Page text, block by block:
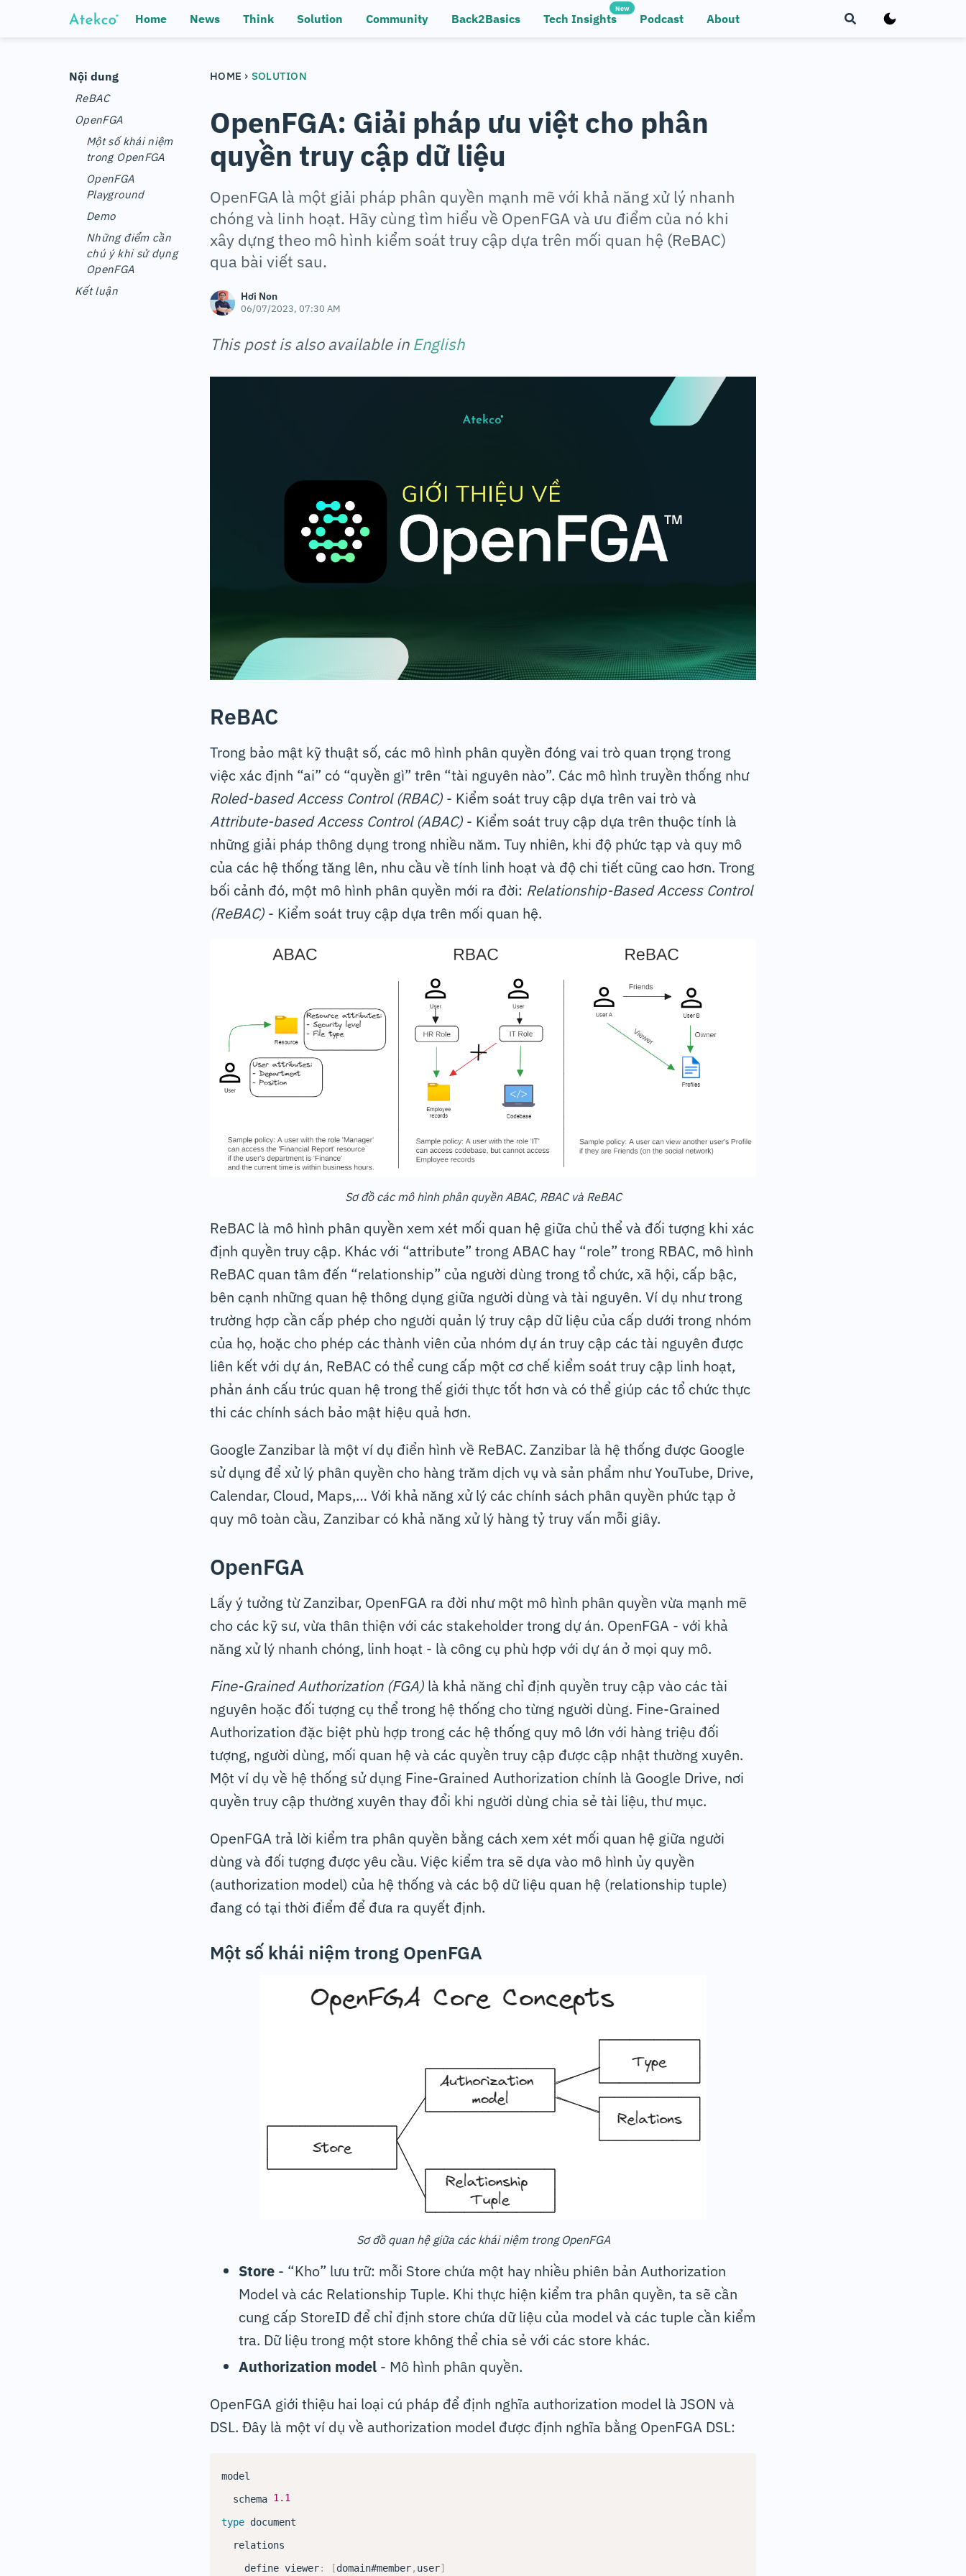
Home News Think Solution Community Back2Basics Tech Insights
New
Podcast About
Nội dung
ReBAC
OpenFGA
Một số khái niệm
trong OpenFGA
OpenFGA
Playground
Demo
Những điểm cần
chú ý khi sử dụng
OpenFGA
Kết luận
HOME › SOLUTION
OpenFGA: Giải pháp ưu việt cho phân
quyền truy cập dữ liệu
OpenFGA là một giải pháp phân quyền mạnh mẽ với khả năng xử lý nhanh
chóng và linh hoạt. Hãy cùng tìm hiểu về OpenFGA và ưu điểm của nó khi
xây dựng theo mô hình kiểm soát truy cập dựa trên mối quan hệ (ReBAC)
qua bài viết sau.
Hơi Non
06/07/2023, 07:30 AM
This post is also available in English
ReBAC
Trong bảo mật kỹ thuật số, các mô hình phân quyền đóng vai trò quan trọng trong
việc xác định “ai” có “quyền gì” trên “tài nguyên nào”. Các mô hình truyền thống như
Roled-based Access Control (RBAC) - Kiểm soát truy cập dựa trên vai trò và
Attribute-based Access Control (ABAC) - Kiểm soát truy cập dựa trên thuộc tính là
những giải pháp thông dụng trong nhiều năm. Tuy nhiên, khi độ phức tạp và quy mô
của các hệ thống tăng lên, nhu cầu về tính linh hoạt và độ chi tiết cũng cao hơn. Trong
bối cảnh đó, một mô hình phân quyền mới ra đời: Relationship-Based Access Control
(ReBAC) - Kiểm soát truy cập dựa trên mối quan hệ.
Sơ đồ các mô hình phân quyền ABAC, RBAC và ReBAC
ReBAC là mô hình phân quyền xem xét mối quan hệ giữa chủ thể và đối tượng khi xác
định quyền truy cập. Khác với “attribute” trong ABAC hay “role” trong RBAC, mô hình
ReBAC quan tâm đến “relationship” của người dùng trong tổ chức, xã hội, cấp bậc,
bên cạnh những quan hệ thông dụng giữa người dùng và tài nguyên. Ví dụ như trong
trường hợp cần cấp phép cho người quản lý truy cập dữ liệu của cấp dưới trong nhóm
của họ, hoặc cho phép các thành viên của nhóm dự án truy cập các tài nguyên được
liên kết với dự án, ReBAC có thể cung cấp một cơ chế kiểm soát truy cập linh hoạt,
phản ánh cấu trúc quan hệ trong thế giới thực tốt hơn và có thể giúp các tổ chức thực
thi các chính sách bảo mật hiệu quả hơn.
Google Zanzibar là một ví dụ điển hình về ReBAC. Zanzibar là hệ thống được Google
sử dụng để xử lý phân quyền cho hàng trăm dịch vụ và sản phẩm như YouTube, Drive,
Calendar, Cloud, Maps,… Với khả năng xử lý các chính sách phân quyền phức tạp ở
quy mô toàn cầu, Zanzibar có khả năng xử lý hàng tỷ truy vấn mỗi giây.
OpenFGA
Lấy ý tưởng từ Zanzibar, OpenFGA ra đời như một mô hình phân quyền vừa mạnh mẽ
cho các kỹ sư, vừa thân thiện với các stakeholder trong dự án. OpenFGA - với khả
năng xử lý nhanh chóng, linh hoạt - là công cụ phù hợp với dự án ở mọi quy mô.
Fine-Grained Authorization (FGA) là khả năng chỉ định quyền truy cập vào các tài
nguyên hoặc đối tượng cụ thể trong hệ thống cho từng người dùng. Fine-Grained
Authorization đặc biệt phù hợp trong các hệ thống quy mô lớn với hàng triệu đối
tượng, người dùng, mối quan hệ và các quyền truy cập được cập nhật thường xuyên.
Một ví dụ về hệ thống sử dụng Fine-Grained Authorization chính là Google Drive, nơi
quyền truy cập thường xuyên thay đổi khi người dùng chia sẻ tài liệu, thư mục.
OpenFGA trả lời kiểm tra phân quyền bằng cách xem xét mối quan hệ giữa người
dùng và đối tượng được yêu cầu. Việc kiểm tra sẽ dựa vào mô hình ủy quyền
(authorization model) của hệ thống và các bộ dữ liệu quan hệ (relationship tuple)
đang có tại thời điểm để đưa ra quyết định.
Một số khái niệm trong OpenFGA
Sơ đồ quan hệ giữa các khái niệm trong OpenFGA
Store - “Kho” lưu trữ: mỗi Store chứa một hay nhiều phiên bản Authorization
Model và các Relationship Tuple. Khi thực hiện kiểm tra phân quyền, ta sẽ cần
cung cấp StoreID để chỉ định store chứa dữ liệu của model và các tuple cần kiểm
tra. Dữ liệu trong một store không thể chia sẻ với các store khác.
Authorization model - Mô hình phân quyền.
OpenFGA giới thiệu hai loại cú pháp để định nghĩa authorization model là JSON và
DSL. Đây là một ví dụ về authorization model được định nghĩa bằng OpenFGA DSL:
model
  schema
1.1
type document
  relations
    define viewer
: [domain#member, user]